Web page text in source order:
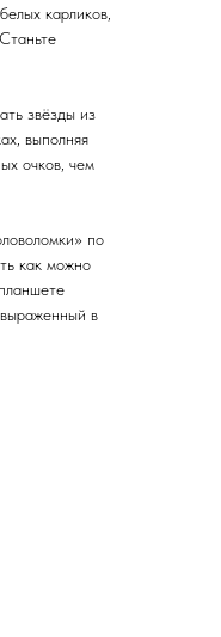
карликов,
звёзды из
выполняя
очков, чем
по
как можно
в